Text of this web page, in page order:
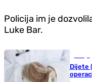
Policija im je
Luke Bar.
Dijete